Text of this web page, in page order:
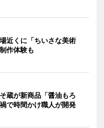
近くに「ちいさな美術
作体験も
蔵が新商品「醤油もろ
で時間かけ職人が開発